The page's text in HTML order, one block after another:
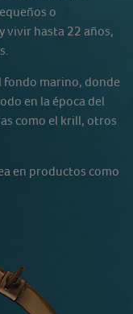
o
vivir hasta 22 años,
fondo marino, donde
en la época del
como el krill, otros
en productos como